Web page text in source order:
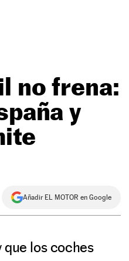
no frena:
y
Añadir EL MOTOR en Google
que los coches